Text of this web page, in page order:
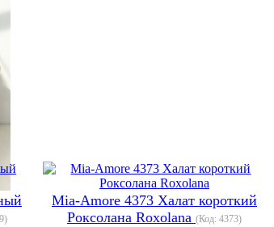
)
Mia-Amore 4373 Халат короткий
Роксолана Roxolana (Код: 4373)